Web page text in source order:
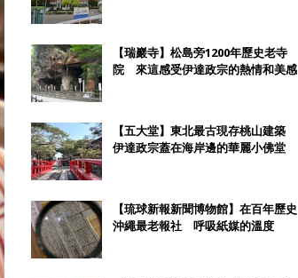
【瑞巖寺】松島旁1200年歷史老寺
院 來這感受伊達政宗的熱情和美感
【五大堂】東北最古現存桃山建築
伊達政宗蓋在海岸邊的華麗小佛堂
【琉球新報新聞博物館】在百年歷史
沖繩最老報社 呼吸紙媒的溫度